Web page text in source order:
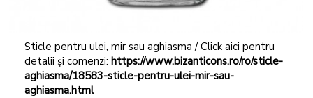
Sticle pentru ulei, mir sau aghiasma / Click aici pentru
detalii și comenzi: https://www.bizanticons.ro/ro/sticle-
aghiasma/18583-sticle-pentru-ulei-mir-sau-
aghiasma.html